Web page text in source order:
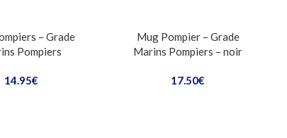
– Grade
Pompiers
14.95€
Mug Pompier – Grade
Marins Pompiers – noir
17.50€